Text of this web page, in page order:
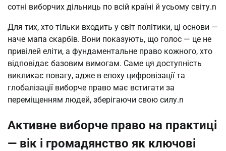
сотні виборчих дільниць по всій країні й усьому світу.n
Для тих, хто тільки входить у світ політики, ці основи —
наче мапа скарбів. Вони показують, що голос — це не
привілей еліти, а фундаментальне право кожного, хто
відповідає базовим вимогам. Саме ця доступність
викликає повагу, адже в епоху цифровізації та
глобалізації виборче право має встигати за
переміщенням людей, зберігаючи свою силу.n
Активне виборче право на практиці
— вік і громадянство як ключові